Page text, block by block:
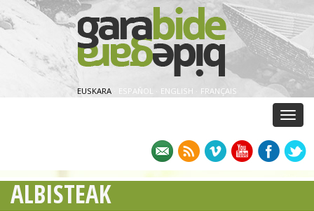
EUSKARA ESPAÑOL · ENGLISH · FRANÇAIS
ALBISTEAK